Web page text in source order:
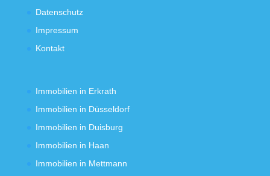
Datenschutz
Impressum
Kontakt
Immobilien in Erkrath
Immobilien in Düsseldorf
Immobilien in Duisburg
Immobilien in Haan
Immobilien in Mettmann